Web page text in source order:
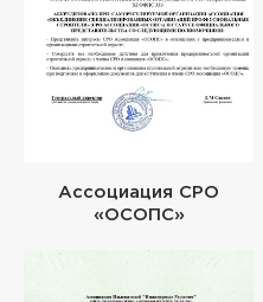
Ассоциация СРО
«ОСОПС»